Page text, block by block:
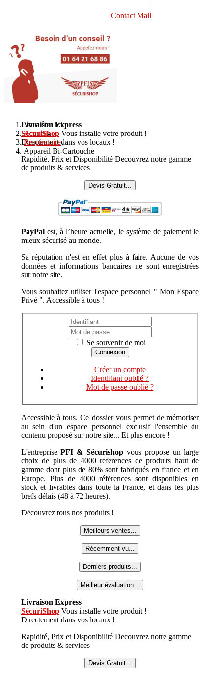
Contact Mail
Vous êtes ici :
Accueil-
Respiratoire-
Appareil Bi-Cartouche
Livraison Express
SécuriShopVous installe votre produit !
Directement dans vos locaux !
Rapidité, Prix et Disponibilité Decouvrez notre gamme
de produits & services
Devis Gratuit...
PayPalest, à l’heure actuelle, le système de paiement le
mieux sécurisé au monde.
Sa réputation n'est en effet plus à faire. Aucune de vos
données et informations bancaires ne sont enregistrées
sur notre site.
Vous souhaitez utiliser l'espace personnel " Mon Espace
Privé ". Accessible à tous !
Se souvenir de moi
Créer un compte
Identifiant oublié ?
Mot de passe oublié ?
Accessible à tous. Ce dossier vous permet de mémoriser
au sein d'un espace personnel exclusif l'ensemble du
contenu proposé sur notre site... Et plus encore !
L'entreprisePFI & Sécurishop vous propose un large
choix de plus de 4000 références de produits haut de
gamme dont plus de 80% sont fabriqués en france et en
Europe. Plus de 4000 références sont disponibles en
stock et livrables dans toute la France, et dans les plus
brefs délais (48 à 72 heures).
Découvrez tous nos produits !
Meilleurs ventes...
Récemment vu...
Derniers produits...
Meilleur évaluation...
Livraison Express
SécuriShopVous installe votre produit !
Directement dans vos locaux !
Rapidité, Prix et Disponibilité Decouvrez notre gamme
de produits & services
Devis Gratuit...